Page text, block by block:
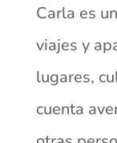
Carla es
viajes y
lugares,
cuenta